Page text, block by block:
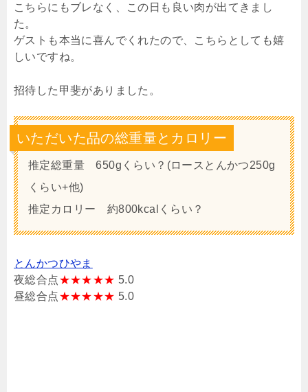
こちらにもブレなく、この日も良い肉が出てきまし
た。
ゲストも本当に喜んでくれたので、こちらとしても嬉
しいですね。
招待した甲斐がありました。
いただいた品の総重量とカロリー
推定総重量 650gくらい？(ロースとんかつ250g
くらい+他)
推定カロリー 約800kcalくらい？
とんかつひやま
夜総合点★★★★★ 5.0
昼総合点★★★★★ 5.0